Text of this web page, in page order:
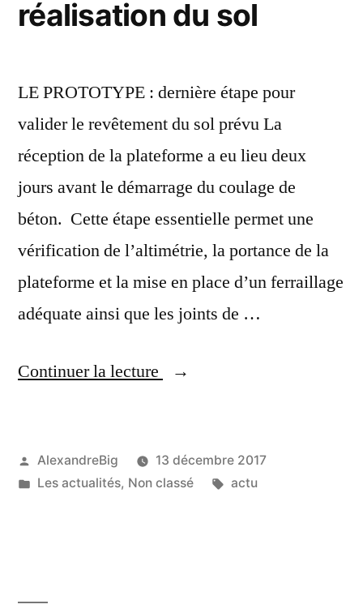
réalisation du sol
LE PROTOTYPE : dernière étape pour
valider le revêtement du sol prévu La
réception de la plateforme a eu lieu deux
jours avant le démarrage du coulage de
béton. Cette étape essentielle permet une
vérification de l’altimétrie, la portance de la
plateforme et la mise en place d’un ferraillage
adéquate ainsi que les joints de …
Continuer la lecture
AlexandreBig
13 décembre 2017
Les actualités, Non classé actu